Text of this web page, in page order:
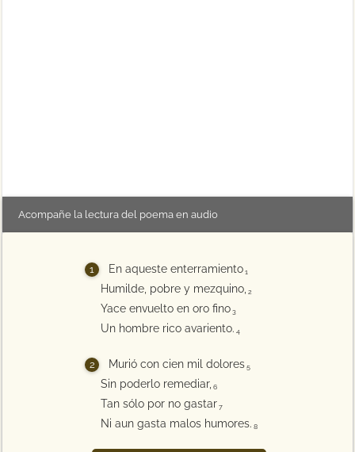
Acompañe la lectura del poema en audio
En aqueste enterramiento 1
Humilde, pobre y mezquino, 2
Yace envuelto en oro fino 3
Un hombre rico avariento. 4
Murió con cien mil dolores 5
Sin poderlo remediar, 6
Tan sólo por no gastar 7
Ni aun gasta malos humores. 8